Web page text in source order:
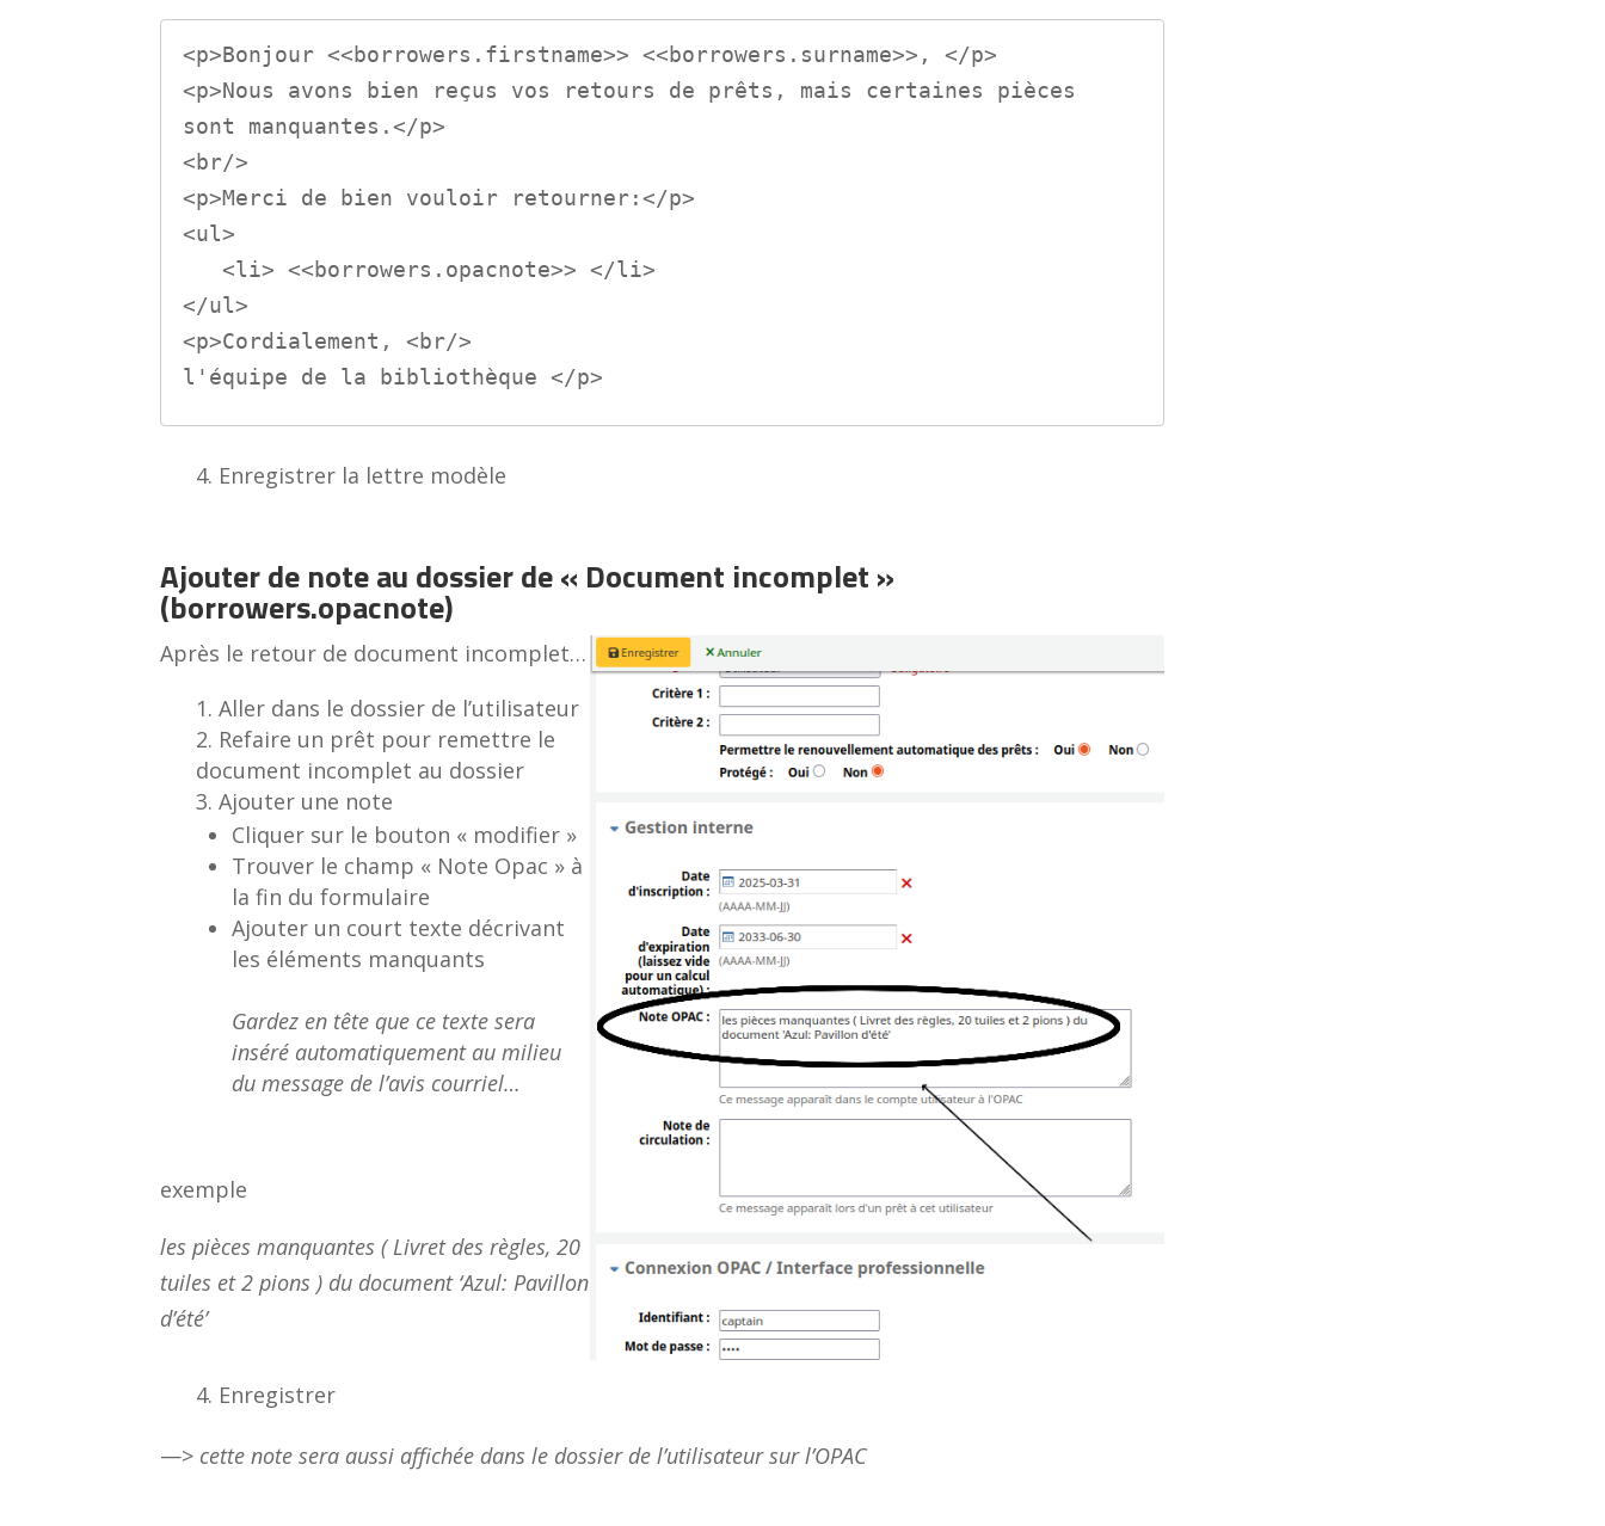
<p>Bonjour <<borrowers.firstname>> <<borrowers.surname>>, </p>
<p>Nous avons bien reçus vos retours de prêts, mais certaines pièces
sont manquantes.</p>
<br/>
<p>Merci de bien vouloir retourner:</p>
<ul>
   <li> <<borrowers.opacnote>> </li>
</ul>
<p>Cordialement, <br/>
l'équipe de la bibliothèque </p>
Enregistrer la lettre modèle
Ajouter de note au dossier de « Document incomplet »
(borrowers.opacnote)
Après le retour de document incomplet…
Aller dans le dossier de l’utilisateur
Refaire un prêt pour remettre le
document incomplet au dossier
Ajouter une note
Cliquer sur le bouton « modifier »
Trouver le champ « Note Opac » à
la fin du formulaire
Ajouter un court texte décrivant
les éléments manquants
Gardez en tête que ce texte sera
inséré automatiquement au milieu
du message de l’avis courriel…
exemple
les pièces manquantes ( Livret des règles, 20
tuiles et 2 pions ) du document ‘Azul: Pavillon
d’été’
Enregistrer
—> cette note sera aussi affichée dans le dossier de l’utilisateur sur l’OPAC